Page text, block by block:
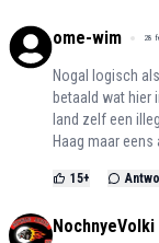
ome-wim 28
Nogal logisch
betaald wat hier
land zelf een
Haag maar
15+
NochnyeVolki